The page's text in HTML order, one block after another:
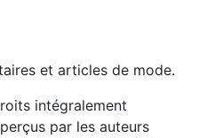
et articles de mode.
intégralement
par les auteurs